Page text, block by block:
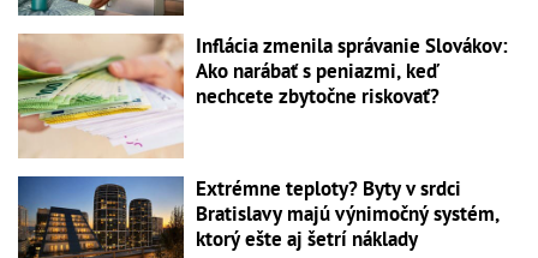
Inflácia zmenila správanie Slovákov:
Ako narábať s peniazmi, keď
nechcete zbytočne riskovať?
Extrémne teploty? Byty v srdci
Bratislavy majú výnimočný systém,
ktorý ešte aj šetrí náklady